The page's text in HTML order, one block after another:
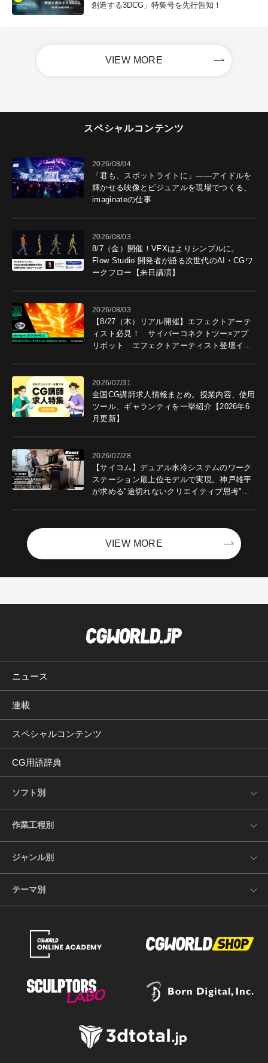
創造する3DCG」特集号を先行告知！
VIEW MORE
スペシャルコンテンツ
2026/08/04
「君も、スポットライトに」――アイドルを
輝かせる映像とビジュアルを現場でつくる、
imaginateの仕事
2026/08/03
8/7（金）開催！VFXはよりシンプルに。
Flow Studio 開発者が語る次世代のAI・CGワ
ークフロー【来日講演】
2026/08/03
【8/27（木）リアル開催】エフェクトアーテ
ィスト必見！ サイバーコネクトツー×アプ
リボット エフェクトアーティスト登壇イベ
2026/07/31
全国CG講師求人情報まとめ。授業内容、使用
ツール、ギャランティを一挙紹介【2026年6
月更新】
2026/07/28
【サイコム】デュアル水冷システムのワーク
ステーション最上位モデルで実現。神戸雄平
が求める"途切れないクリエイティブ思考"｜
VIEW MORE
ニュース
連載
スペシャルコンテンツ
CG用語辞典
ソフト別
作業工程別
ジャンル別
テーマ別